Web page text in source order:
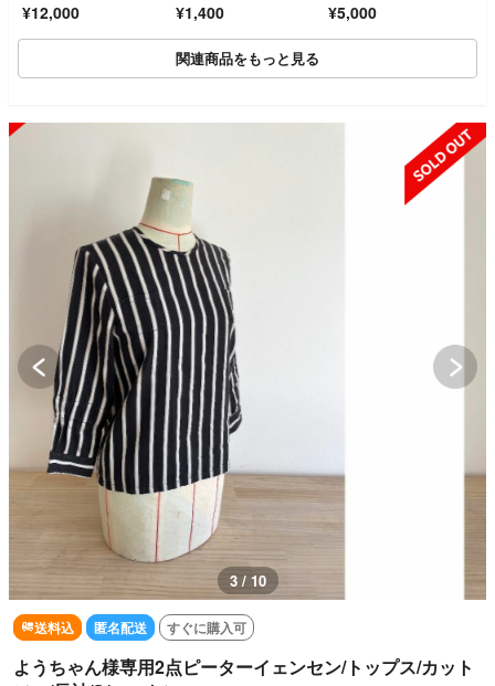
¥12,000 ¥1,400 タッチ 微起毛 リボ
ン 無地 オフホワイト
¥5,000
関連商品をもっと見る
3 / 10
送料込 匿名配送 すぐに購入可
ようちゃん様専用2点ピーターイェンセン/トップス/カット